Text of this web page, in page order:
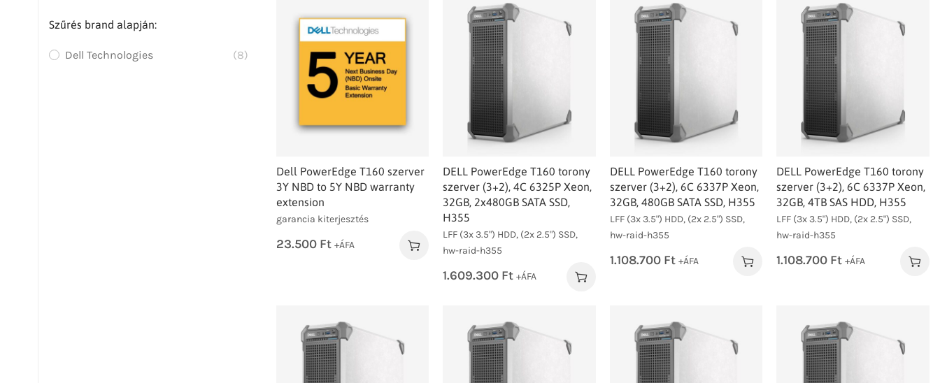
Szűrés brand alapján:
Dell Technologies (8)
Dell PowerEdge T160 szerver
3Y NBD to 5Y NBD warranty
extension
garancia kiterjesztés
23.500 Ft +ÁFA
DELL PowerEdge T160 torony
szerver (3+2), 4C 6325P Xeon,
32GB, 2x480GB SATA SSD,
H355
LFF (3x 3.5") HDD, (2x 2.5") SSD,
hw-raid-h355
1.609.300 Ft +ÁFA
DELL PowerEdge T160 torony
szerver (3+2), 6C 6337P Xeon,
32GB, 480GB SATA SSD, H355
LFF (3x 3.5") HDD, (2x 2.5") SSD,
hw-raid-h355
1.108.700 Ft +ÁFA
DELL PowerEdge T160 torony
szerver (3+2), 6C 6337P Xeon,
32GB, 4TB SAS HDD, H355
LFF (3x 3.5") HDD, (2x 2.5") SSD,
hw-raid-h355
1.108.700 Ft +ÁFA